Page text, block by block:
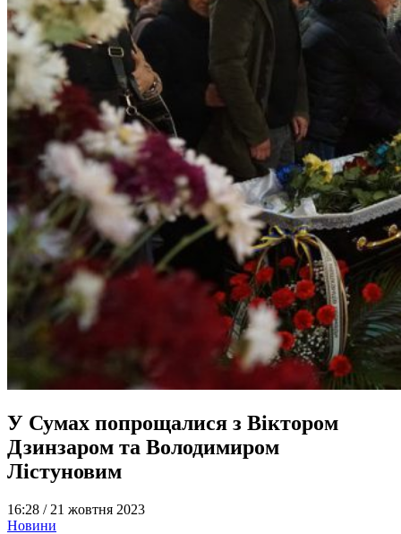
У Сумах попрощалися з Віктором
Дзинзаром та Володимиром
Лістуновим
16:28 / 21 жовтня 2023
Новини